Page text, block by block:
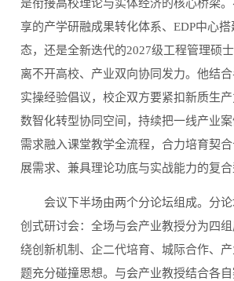
是衔接高校理论与实体经济的核心桥梁
享的产学研融成果转化体系、EDP中心
态，还是全新迭代的2027级工程管理硕
离不开高校、产业双向协同发力。他结
实操经验倡议，校企双方要紧扣新质生
数智化转型协同空间，持续把一线产业
需求融入课堂教学全流程，合力培育契
展需求、兼具理论功底与实战能力的复合
会议下半场由两个分论坛组成。分
创式研讨会：全场与会产业教授分为四
绕创新机制、企二代培育、城际合作、
题充分碰撞思想。与会产业教授结合各